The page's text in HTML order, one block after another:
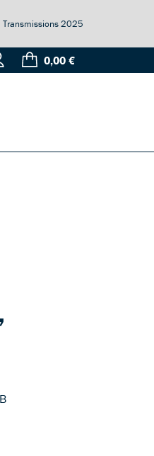
2025
0,00 €